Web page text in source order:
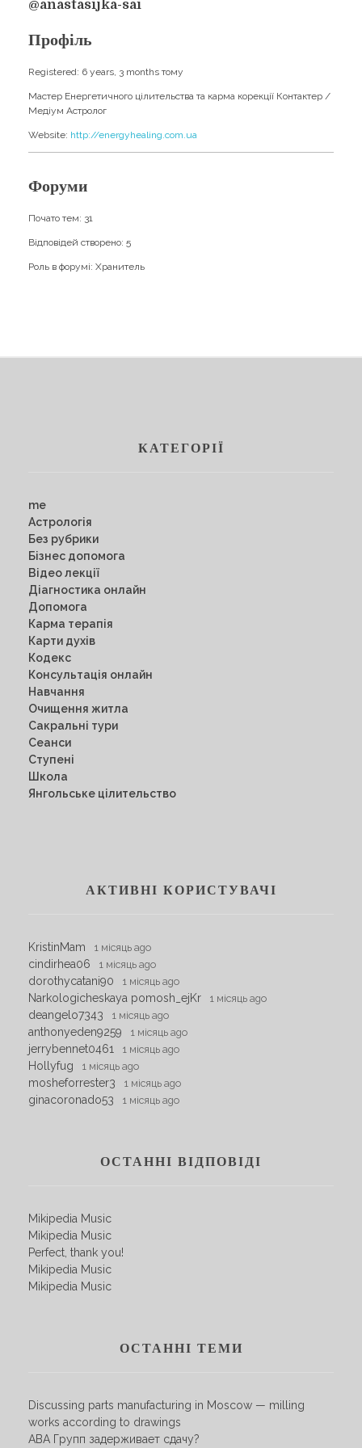
Бізнес допомога
Навчання
Карти Духів
@anastasijka-sai
Профіль
Registered: 6 years, 3 months тому
Мастер Енергетичного цілительства та карма корекції Контактер /
Медіум Астролог
Website: http://energyhealing.com.ua
Форуми
Почато тем: 31
Відповідей створено: 5
Роль в форумі: Хранитель
КАТЕГОРІЇ
me
Астрологія
Без рубрики
Бізнес допомога
Відео лекції
Діагностика онлайн
Допомога
Карма терапія
Карти духів
Кодекс
Консультація онлайн
Навчання
Очищення житла
Сакральні тури
Сеанси
Ступені
Школа
Янгольське цілительство
АКТИВНІ КОРИСТУВАЧІ
KristinMam 1 місяць ago
cindirhea06 1 місяць ago
dorothycatani90 1 місяць ago
Narkologicheskaya pomosh_ejKr 1 місяць ago
deangelo7343 1 місяць ago
anthonyeden9259 1 місяць ago
jerrybennet0461 1 місяць ago
Hollyfug 1 місяць ago
mosheforrester3 1 місяць ago
ginacoronado53 1 місяць ago
ОСТАННІ ВІДПОВІДІ
Mikipedia Music
Mikipedia Music
Perfect, thank you!
Mikipedia Music
Mikipedia Music
ОСТАННІ ТЕМИ
Discussing parts manufacturing in Moscow — milling
works according to drawings
АВА Групп задерживает сдачу?